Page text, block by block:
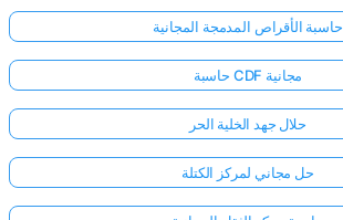
حاسبة الأقراص المدمجة المجانية
حاسبة CDF مجانية
حلال جهد الخلية الحر
حل مجاني لمركز الكتلة